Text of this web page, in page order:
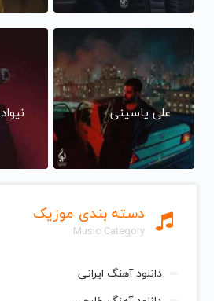
علی یاسینی نیواد
دسته بندی موزیک
Music Category
دانلود آهنگ ایرانی